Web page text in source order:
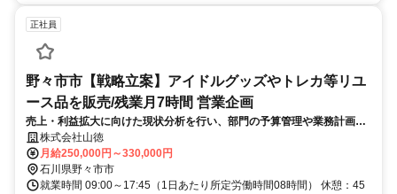
正社員
野々市市【戦略立案】アイドルグッズやトレカ等リユ
ース品を販売/残業月7時間 営業企画
売上・利益拡大に向けた現状分析を行い、部門の予算管理や業務計画の
立案・実行、進捗管理まで一貫して担っていただきます。入社後、徐々
にお任せする範囲を広げ、リーダーとしてのご活躍を期待します。
株式会社山徳
月給250,000円～330,000円
石川県野々市市
就業時間 09:00～17:45（1日あたり所定労働時間08時間） 休憩：45